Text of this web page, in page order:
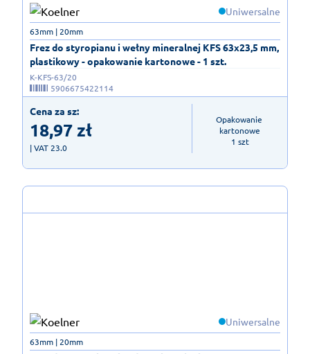
Uniwersalne
Frez do styropianu i wełny mineralnej KFS 63x23,5 mm,
plastikowy - opakowanie kartonowe - 1 szt.
63mm | 20mm
K-KFS-63/20
5906675422114
Cena za sz:
18,97zł
| VAT 23.0
Opakowanie
kartonowe
1 szt
Uniwersalne
63mm | 20mm